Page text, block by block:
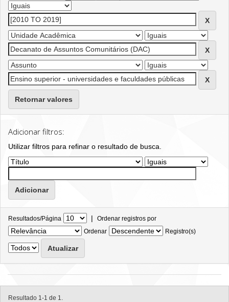
Retornar valores
Adicionar filtros:
Utilizar filtros para refinar o resultado de busca.
Resultados/Página | Ordenar registros por
Ordenar
Registro(s)
Resultado 1-1 de 1.